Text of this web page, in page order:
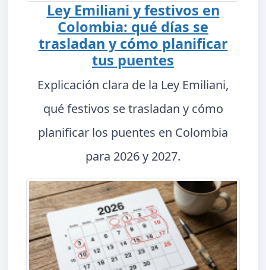
Ley Emiliani y festivos en
Colombia: qué días se
trasladan y cómo planificar
tus puentes
Explicación clara de la Ley Emiliani,
qué festivos se trasladan y cómo
planificar los puentes en Colombia
para 2026 y 2027.